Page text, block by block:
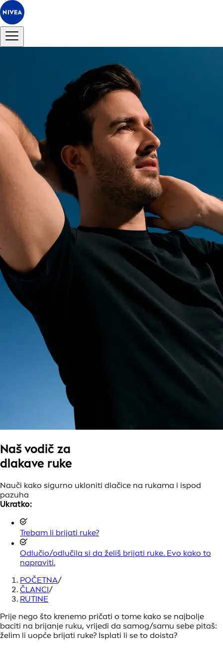
Naš vodič za
dlakave ruke
Nauči kako sigurno ukloniti dlačice na rukama i ispod
pazuha
Ukratko:
Trebam li brijati ruke?
Odlučio/odlučila si da želiš brijati ruke. Evo kako to
napraviti.
POČETNA/
ČLANCI/
RUTINE
Prije nego što krenemo pričati o tome kako se najbolje
baciti na brijanje ruku, vrijedi da samog/samu sebe pitaš:
želim li uopće brijati ruke? Isplati li se to doista?